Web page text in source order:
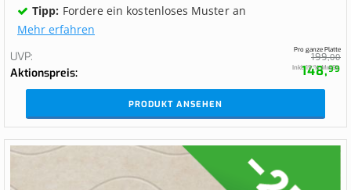
Tipp: Fordere ein kostenloses Muster an
Mehr erfahren
UVP
199,00
Aktionspreis
Pro ganze Platte
148,99
Inkl. 19 % MwSt.
PRODUKT ANSEHEN